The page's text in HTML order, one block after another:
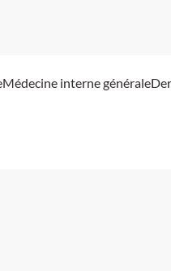
Médecine interne générale